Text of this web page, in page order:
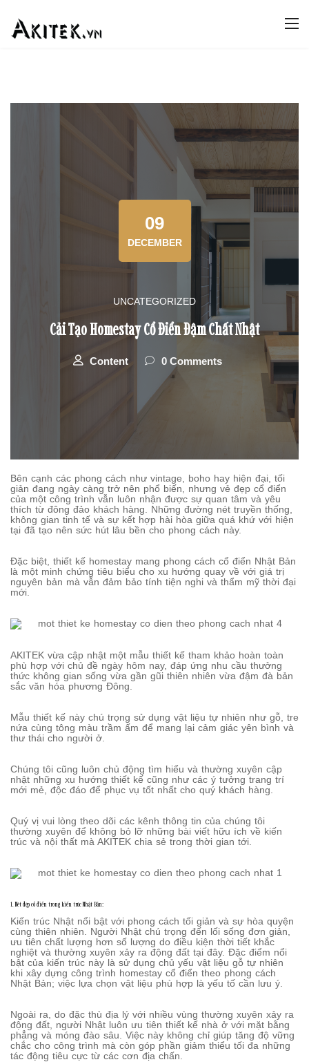
09
DECEMBER
UNCATEGORIZED
Cải Tạo Homestay Cổ Điển Đậm Chất Nhật
Content 0 Comments
Bên cạnh các phong cách như vintage, boho hay hiện đại, tối
giản đang ngày càng trở nên phổ biến, nhưng vẻ đẹp cổ điển
của một công trình vẫn luôn nhận được sự quan tâm và yêu
thích từ đông đảo khách hàng. Những đường nét truyền thống,
không gian tinh tế và sự kết hợp hài hòa giữa quá khứ với hiện
tại đã tạo nên sức hút lâu bền cho phong cách này.
Đặc biệt, thiết kế homestay mang phong cách cổ điển Nhật Bản
là một minh chứng tiêu biểu cho xu hướng quay về với giá trị
nguyên bản mà vẫn đảm bảo tính tiện nghi và thẩm mỹ thời đại
mới.
AKITEK vừa cập nhật một mẫu thiết kế tham khảo hoàn toàn
phù hợp với chủ đề ngày hôm nay, đáp ứng nhu cầu thưởng
thức không gian sống vừa gần gũi thiên nhiên vừa đậm đà bản
sắc văn hóa phương Đông.
Mẫu thiết kế này chú trọng sử dụng vật liệu tự nhiên như gỗ, tre
nứa cùng tông màu trầm ấm để mang lại cảm giác yên bình và
thư thái cho người ở.
Chúng tôi cũng luôn chủ động tìm hiểu và thường xuyên cập
nhật những xu hướng thiết kế cũng như các ý tưởng trang trí
mới mẻ, độc đáo để phục vụ tốt nhất cho quý khách hàng.
Quý vị vui lòng theo dõi các kênh thông tin của chúng tôi
thường xuyên để không bỏ lỡ những bài viết hữu ích về kiến
trúc và nội thất mà AKITEK chia sẻ trong thời gian tới.
1. Nét đẹp cổ điển trong kiến trúc Nhật Bản:
Kiến trúc Nhật nổi bật với phong cách tối giản và sự hòa quyện
cùng thiên nhiên. Người Nhật chú trọng đến lối sống đơn giản,
ưu tiên chất lượng hơn số lượng do điều kiện thời tiết khắc
nghiệt và thường xuyên xảy ra động đất tại đây. Đặc điểm nổi
bật của kiến trúc này là sử dụng chủ yếu vật liệu gỗ tự nhiên
khi xây dựng công trình homestay cổ điển theo phong cách
Nhật Bản; việc lựa chọn vật liệu phù hợp là yếu tố cần lưu ý.
Ngoài ra, do đặc thù địa lý với nhiều vùng thường xuyên xảy ra
động đất, người Nhật luôn ưu tiên thiết kế nhà ở với mặt bằng
phẳng và móng đào sâu. Việc này không chỉ giúp tăng độ vững
chắc cho công trình mà còn góp phần giảm thiểu tối đa những
tác động tiêu cực từ các cơn địa chấn.